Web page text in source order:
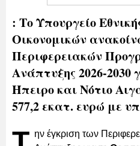
: Το Υπουργείο
Οικονομικών
Περιφερειακών
Ανάπτυξης 2026-2030
Ήπειρο και Νότιο
577,2 εκατ. ευρώ με
ην έγκριση των